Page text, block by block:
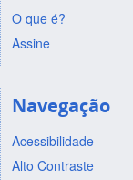
O que é?
Assine
Navegação
Acessibilidade
Alto Contraste